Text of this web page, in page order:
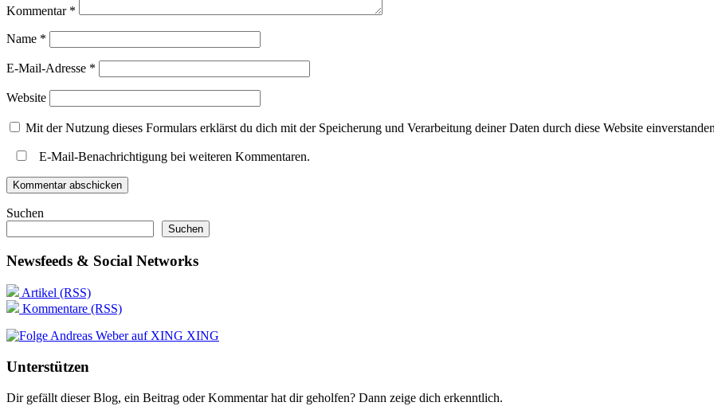
Kommentar *
Name *
E-Mail-Adresse *
Website
Mit der Nutzung dieses Formulars erklärst du dich mit der Speicherung und Verarbeitung deiner Daten durch diese Website
E-Mail-Benachrichtigung bei weiteren Kommentaren.
Suchen
Suchen
Newsfeeds & Social Networks
Artikel (RSS)
Kommentare (RSS)
XING
Unterstützen
Dir gefällt dieser Blog, ein Beitrag oder Kommentar hat dir geholfen? Dann zeige dich erkenntlich.